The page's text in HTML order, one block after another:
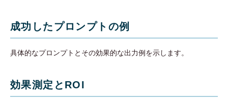
成功したプロンプトの例
具体的なプロンプトとその効果的な出力例を示します。
効果測定とROI